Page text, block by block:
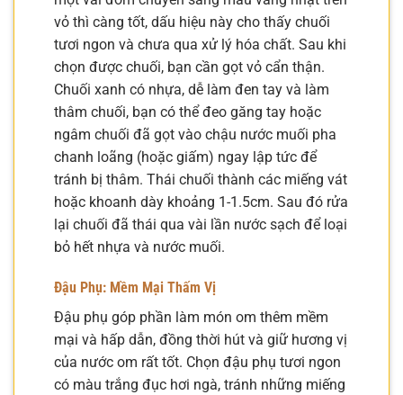
vỏ thì càng tốt, dấu hiệu này cho thấy chuối
tươi ngon và chưa qua xử lý hóa chất. Sau khi
chọn được chuối, bạn cần gọt vỏ cẩn thận.
Chuối xanh có nhựa, dễ làm đen tay và làm
thâm chuối, bạn có thể đeo găng tay hoặc
ngâm chuối đã gọt vào chậu nước muối pha
chanh loãng (hoặc giấm) ngay lập tức để
tránh bị thâm. Thái chuối thành các miếng vát
hoặc khoanh dày khoảng 1-1.5cm. Sau đó rửa
lại chuối đã thái qua vài lần nước sạch để loại
bỏ hết nhựa và nước muối.
Đậu Phụ: Mềm Mại Thấm Vị
Đậu phụ góp phần làm món om thêm mềm
mại và hấp dẫn, đồng thời hút và giữ hương vị
của nước om rất tốt. Chọn đậu phụ tươi ngon
có màu trắng đục hơi ngà, tránh những miếng